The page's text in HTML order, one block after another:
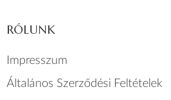
RÓLUNK
Impresszum
Általános Szerződési Feltételek